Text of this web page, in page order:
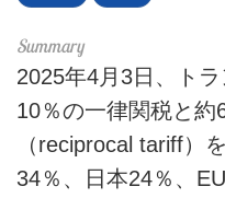
ライフスタ
テクノロジー
このメディ
2025年4月3日、ト
10％の一律関税と
（reciprocal tariff）
34％、日本24％、